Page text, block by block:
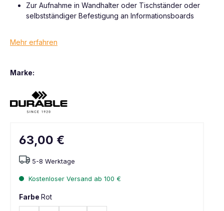
Zur Aufnahme in Wandhalter oder Tischständer oder
selbstständiger Befestigung an Informationsboards
Mehr erfahren
Marke:
63,00 €
5-8 Werktage
Kostenloser Versand ab 100 €
Farbe Rot